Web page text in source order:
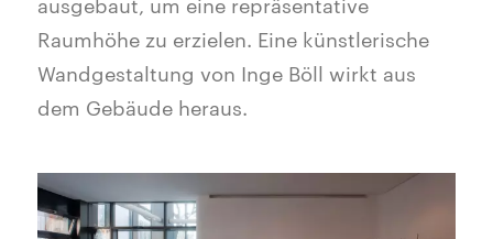
Raumhöhe zu erzielen. Eine künstlerische
Wandgestaltung von Inge Böll wirkt aus
dem Gebäude heraus.